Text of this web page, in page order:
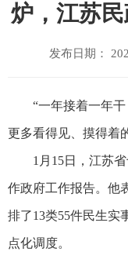
炉，江苏
发布日期：
“一年接着一年
更多看得见、摸得着
1月15日，江苏
作政府工作报告。他
排了13类55件民生实
点化调度。